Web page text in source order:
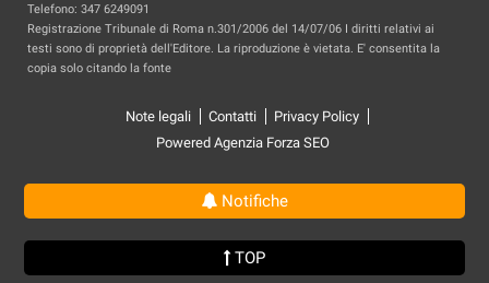
Telefono: 347 6249091
Registrazione Tribunale di Roma n.301/2006 del 14/07/06 I diritti relativi ai
testi sono di proprietà dell'Editore. La riproduzione è vietata. E' consentita la
copia solo citando la fonte
Note legali Contatti
Privacy Policy
Powered Agenzia Forza SEO
Notifiche
TOP